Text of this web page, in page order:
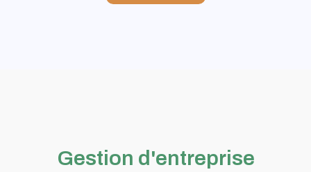
Gestion d'entreprise